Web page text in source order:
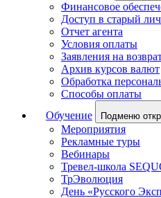
Финансовое
Доступ в старый
Отчет агента
Условия оплаты
Заявления на
Архив курсов валют
Обработка
Способы оплаты
Обучение
Подменю
Мероприятия
Рекламные туры
Вебинары
Тревел-школа
ТрЭволюция
День «Русского